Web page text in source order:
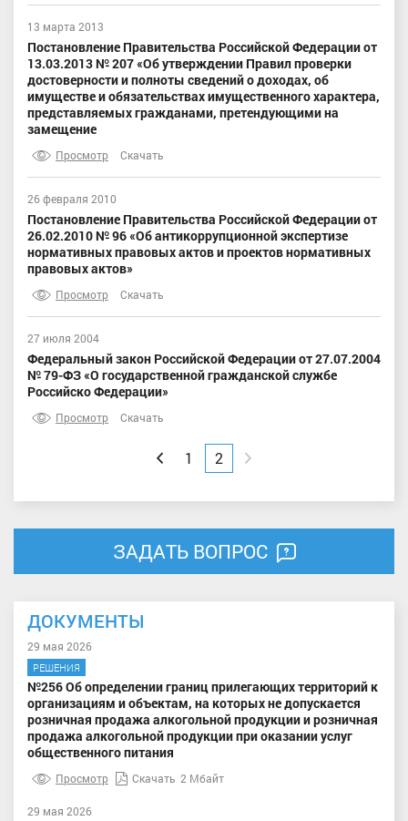
13 марта 2013
Постановление Правительства Российской Федерации от
13.03.2013 № 207 «Об утверждении Правил проверки
достоверности и полноты сведений о доходах, об
имуществе и обязательствах имущественного характера,
представляемых гражданами, претендующими на
замещение
Просмотр Скачать
26 февраля 2010
Постановление Правительства Российской Федерации от
26.02.2010 № 96 «Об антикоррупционной экспертизе
нормативных правовых актов и проектов нормативных
правовых актов»
Просмотр Скачать
27 июля 2004
Федеральный закон Российской Федерации от 27.07.2004
№ 79-ФЗ «О государственной гражданской службе
Российско Федерации»
Просмотр Скачать
Назад
1 2
ЗАДАТЬ ВОПРОС
ДОКУМЕНТЫ
29 мая 2026
РЕШЕНИЯ
№256 Об определении границ прилегающих территорий к
организациям и объектам, на которых не допускается
розничная продажа алкогольной продукции и розничная
продажа алкогольной продукции при оказании услуг
общественного питания
Просмотр Скачать 2 Мбайт
29 мая 2026